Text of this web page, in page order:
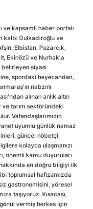
ve kapsamlı haber portalı
kalbi Dulkadiroğlu ve
Elbistan, Pazarcık,
Ekinözü ve Nurhak'a
siyasi
spordaki heyecandan,
nabzını
alınan anlık altın
ve tarım sektöründeki
Vatandaşlarımızın
uyumlu günlük namaz
güncel nöbetçi
kolayca ulaşmanızı
önemli kamu duyuruları
en doğru bilgiyi ilk
toplumsal hafızamızda
gastronomisini, yöresel
taşıyoruz. Kısacası,
vermiş herkes için